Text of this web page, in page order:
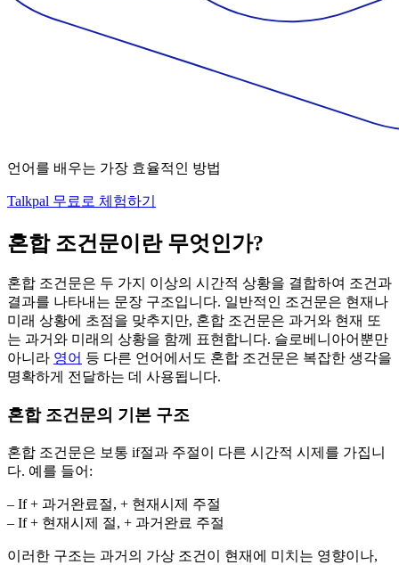
언어를 배우는 가장 효율적인 방법
Talkpal 무료로 체험하기
혼합 조건문이란 무엇인가?
혼합 조건문은 두 가지 이상의 시간적 상황을 결합하여 조건과
결과를 나타내는 문장 구조입니다. 일반적인 조건문은 현재나
미래 상황에 초점을 맞추지만, 혼합 조건문은 과거와 현재 또
는 과거와 미래의 상황을 함께 표현합니다. 슬로베니아어뿐만
아니라 영어 등 다른 언어에서도 혼합 조건문은 복잡한 생각을
명확하게 전달하는 데 사용됩니다.
혼합 조건문의 기본 구조
혼합 조건문은 보통 if절과 주절이 다른 시간적 시제를 가집니
다. 예를 들어:
– If + 과거완료절, + 현재시제 주절
– If + 현재시제 절, + 과거완료 주절
이러한 구조는 과거의 가상 조건이 현재에 미치는 영향이나,